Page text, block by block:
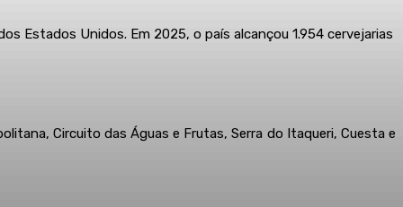
Estados Unidos. Em 2025, o país alcançou 1.954 cervejarias
Circuito das Águas e Frutas, Serra do Itaqueri, Cuesta e